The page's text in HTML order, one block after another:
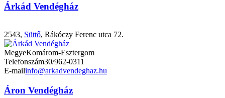
Árkád Vendégház
2543, Süttő, Rákóczy Ferenc utca 72.
MegyeKomárom-Esztergom
Telefonszám30/962-0311
E-mailinfo@arkadvendeghaz.hu
Áron Vendégház